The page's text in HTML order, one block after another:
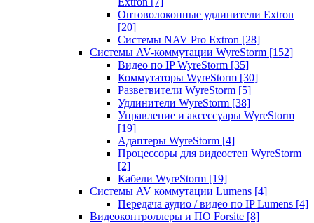
Оптоволоконные удлинители Extron
[20]
Системы NAV Pro Extron [28]
Системы AV-коммутации WyreStorm [152]
Видео по IP WyreStorm [35]
Коммутаторы WyreStorm [30]
Разветвители WyreStorm [5]
Удлинители WyreStorm [38]
Управление и аксессуары WyreStorm
[19]
Адаптеры WyreStorm [4]
Процессоры для видеостен WyreStorm
[2]
Кабели WyreStorm [19]
Системы AV коммутации Lumens [4]
Передача аудио / видео по IP Lumens [4]
Видеоконтроллеры и ПО Forsite [8]